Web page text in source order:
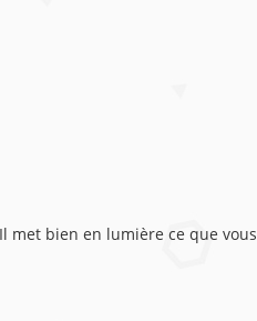
met bien en lumière ce que vous